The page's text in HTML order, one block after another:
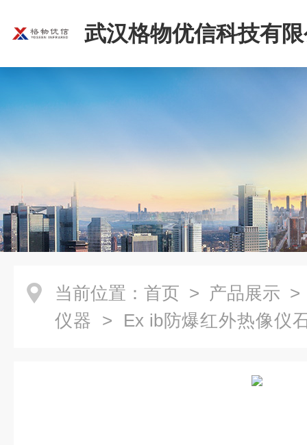
武汉格物优信科技有
当前位置： 首页 > 产品展示
仪器 > Ex ib防爆红外热像仪
热像仪石化厂;石化红外;石化